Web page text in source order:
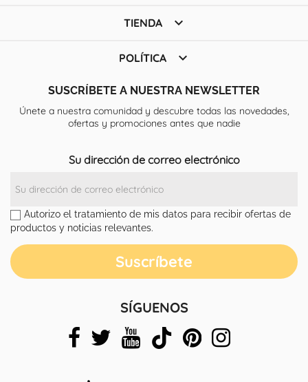
TIENDA 
POLÍTICA 
SUSCRÍBETE A NUESTRA NEWSLETTER
Únete a nuestra comunidad y descubre todas las novedades,
ofertas y promociones antes que nadie
Su dirección de correo electrónico
Autorizo el tratamiento de mis datos para recibir ofertas de
productos y noticias relevantes.
SÍGUENOS